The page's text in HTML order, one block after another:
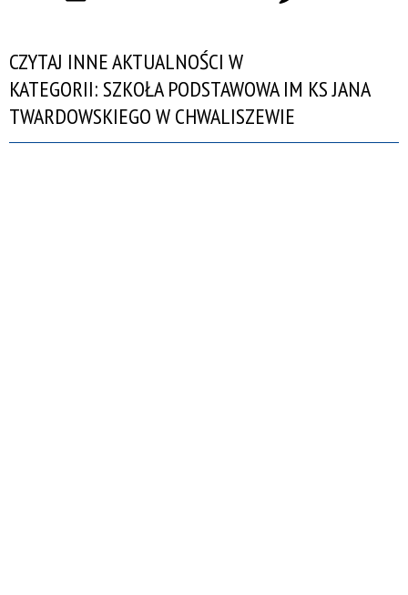
CZYTAJ INNE AKTUALNOŚCI W
KATEGORII: SZKOŁA PODSTAWOWA IM KS JANA
TWARDOWSKIEGO W CHWALISZEWIE